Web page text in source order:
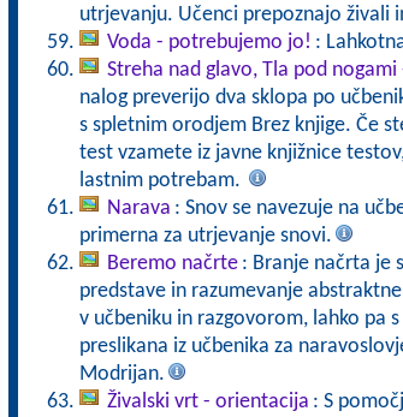
utrjevanju. Učenci prepoznajo živali
Voda - potrebujemo jo! :
Streha nad glavo, Tla pod nogami
nalog preverijo dva sklopa po
s spletnim orodjem Brez knjige. Če
test vzamete iz javne knjižnice
lastnim potrebam.
Narava : Snov se navezuje na
primerna za utrjevanje snovi.
Beremo načrte : Branje načrta je
predstave in razumevanje
v učbeniku in razgovorom, lahko pa
preslikana iz učbenika za
Modrijan.
Živalski vrt - orientacija : S